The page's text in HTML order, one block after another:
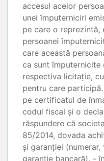
accesul acelor
unei împuterniciri
pe care o reprezintă,
persoanei
care această
ca sunt
respectiva licitație,
pentru care
pe certificatul de
codul fiscal și o
răspundere că
85/2014, dovada
și garanției
garanție bancară). -